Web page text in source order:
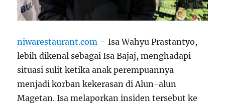
niwarestaurant.com – Isa Wahyu Prastantyo,
lebih dikenal sebagai Isa Bajaj, menghadapi
situasi sulit ketika anak perempuannya
menjadi korban kekerasan di Alun-alun
Magetan. Isa melaporkan insiden tersebut ke